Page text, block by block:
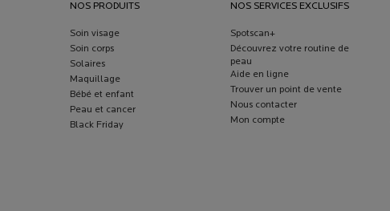
NOS PRODUITS
Soin visage
Soin corps
Solaires
Maquillage
Bébé et enfant
Peau et cancer
Black Friday
NOS SERVICES EXCLUSIFS
Spotscan+
Découvrez votre routine de
peau
Aide en ligne
Trouver un point de vente
Nous contacter
Mon compte